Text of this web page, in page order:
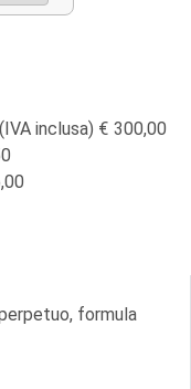
inclusa)
300,00
formula